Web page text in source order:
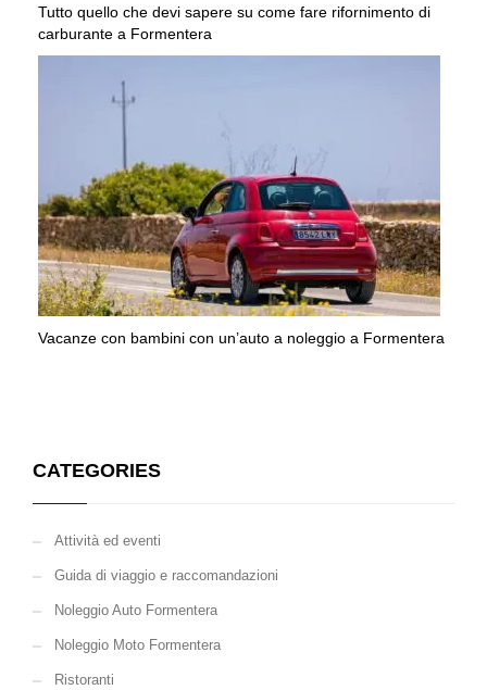
Tutto quello che devi sapere su come fare rifornimento di
carburante a Formentera
Vacanze con bambini con un’auto a noleggio a Formentera
CATEGORIES
Attività ed eventi
Guida di viaggio e raccomandazioni
Noleggio Auto Formentera
Noleggio Moto Formentera
Ristoranti